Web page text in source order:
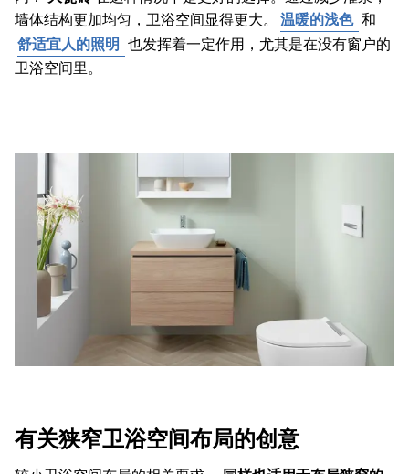
墙体结构更加均匀，卫浴空间显得更大。
温暖的浅色 和
舒适宜人的照明
也发挥着一定作用，尤其是在没有窗户的
卫浴空间里。
有关狭窄卫浴空间布局的创意